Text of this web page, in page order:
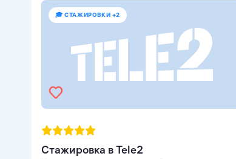
🎓 СТАЖИРОВКИ +2
Стажировка в Tele2